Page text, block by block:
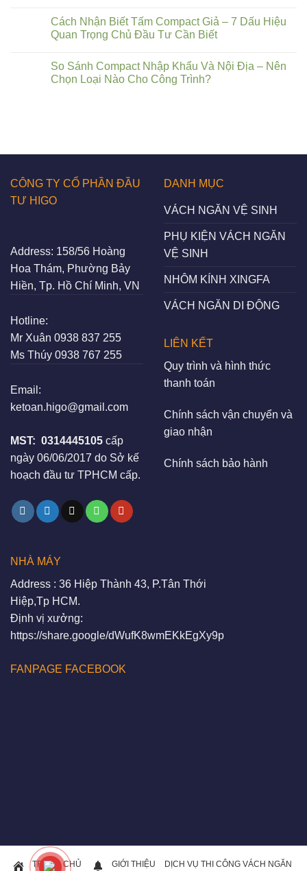
Cách Nhận Biết Tấm Compact Giả – 7 Dấu Hiệu
Quan Trọng Chủ Đầu Tư Cần Biết
So Sánh Compact Nhập Khẩu Và Nội Địa – Nên
Chọn Loại Nào Cho Công Trình?
CÔNG TY CỔ PHẦN ĐẦU
TƯ HIGO
Address: 158/56 Hoàng
Hoa Thám, Phường Bảy
Hiền, Tp. Hồ Chí Minh, VN
Hotline:
Mr Xuân 0938 837 255
Ms Thúy 0938 767 255
Email:
ketoan.higo@gmail.com
MST: 0314445105 cấp
ngày 06/06/2017 do Sở kế
hoạch đầu tư TPHCM cấp.
DANH MỤC
VÁCH NGĂN VỆ SINH
PHỤ KIỆN VÁCH NGĂN
VỆ SINH
NHÔM KÍNH XINGFA
VÁCH NGĂN DI ĐỘNG
LIÊN KẾT
Quy trình và hình thức
thanh toán
Chính sách vận chuyển và
giao nhận
Chính sách bảo hành
NHÀ MÁY
Address : 36 Hiệp Thành 43, P.Tân Thới
Hiệp,Tp HCM.
Định vị xưởng:
https://share.google/dWufK8wmEKkEgXy9p
FANPAGE FACEBOOK
TRANG CHỦ GIỚI THIỆU DỊCH VỤ THI CÔNG VÁCH NGĂN